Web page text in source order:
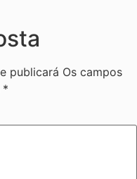
publicará Os campos
*